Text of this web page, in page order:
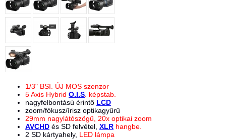
1/3" BSI. ÚJ MOS szenzor
5 Axis Hybrid O.I.S . képstab.
nagyfelbontású érintő LCD
zoom/fókusz/írisz optikagyűrű
29mm nagylátószögű, 20x optikai zoom
AVCHD és SD felvétel, XLR hangbe.
2 SD kártyahely, LED lámpa